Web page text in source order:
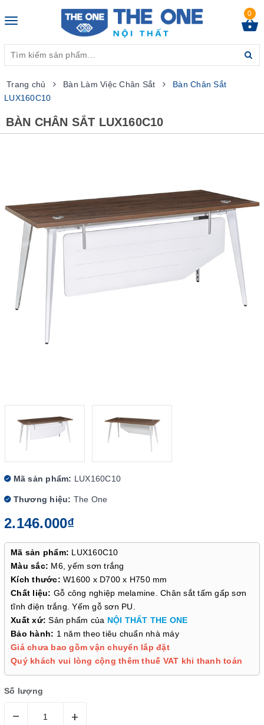
Toggle
0
Trang chủ Bàn Làm Việc Chân Sắt
Bàn Chân Sắt
LUX160C10
BÀN CHÂN SẮT LUX160C10
Mã sản phẩm: LUX160C10
Thương hiệu: The One
2.146.000₫
Mã sản phẩm: LUX160C10
Màu sắc: M6, yếm sơn trắng
Kích thước: W1600 x D700 x H750 mm
Chất liệu: Gỗ công nghiệp melamine. Chân sắt tấm gấp sơn
tĩnh điện trắng. Yếm gỗ sơn PU.
Xuất xứ: Sản phẩm của NỘI THẤT THE ONE
Bảo hành: 1 năm theo tiêu chuẩn nhà máy
Giá chưa bao gồm vận chuyển lắp đặt
Quý khách vui lòng cộng thêm thuế VAT khi thanh toán
Số lượng
– +